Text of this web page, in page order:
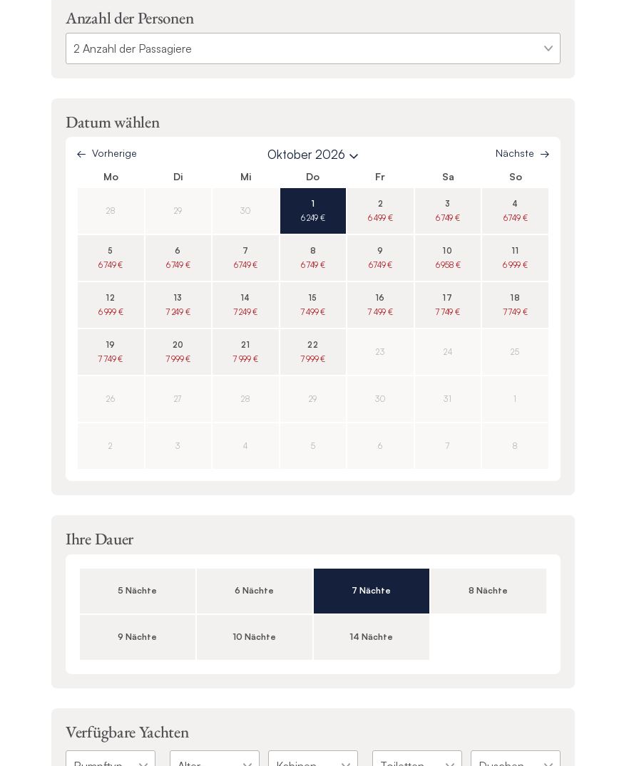
Anzahl der Personen
Datum wählen
Vorherige Oktober 2026
Nächste
Mo
Di Mi Do Fr Sa So
28 29 30
1
6 249 €
2
6 499 €
3
6 749 €
4
6 749 €
5
6 749 €
6
6 749 €
7
6 749 €
8
6 749 €
9
6 749 €
10
6 958 €
11
6 999 €
12
6 999 €
13
7 249 €
14
7 249 €
15
7 499 €
16
7 499 €
17
7 749 €
18
7 749 €
19
7 749 €
20
7 999 €
21
7 999 €
22
7 999 €
23 24 25
26 27 28 29 30 31 1
2 3 4 5 6 7 8
Ihre Dauer
5 Nächte 6 Nächte 7 Nächte 8 Nächte
9 Nächte 10 Nächte 14 Nächte
Verfügbare Yachten